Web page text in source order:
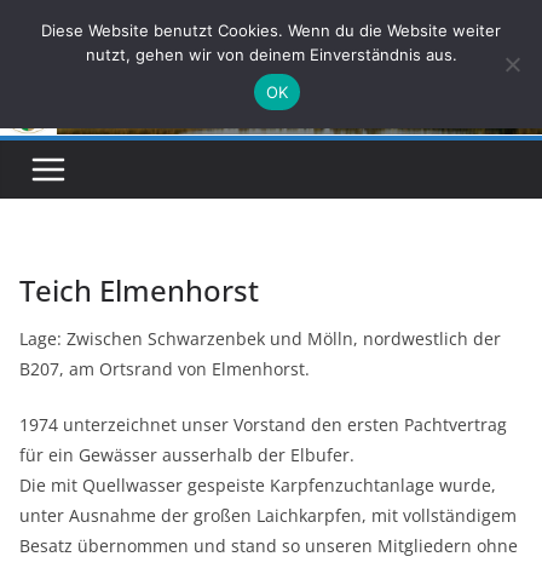
Teich Elmenhorst
Lage: Zwischen Schwarzenbek und Mölln, nordwestlich der
B207, am Ortsrand von Elmenhorst.
1974 unterzeichnet unser Vorstand den ersten Pachtvertrag
für ein Gewässer ausserhalb der Elbufer.
Die mit Quellwasser gespeiste Karpfenzuchtanlage wurde,
unter Ausnahme der großen Laichkarpfen, mit vollständigem
Besatz übernommen und stand so unseren Mitgliedern ohne
Diese Website benutzt Cookies. Wenn du die Website weiter
nutzt, gehen wir von deinem Einverständnis aus.
OK